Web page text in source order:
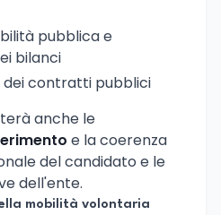
pubblica e
bilanci
dei contratti pubblici
anche le
e la coerenza
del candidato e le
dell'ente.
mobilità volontaria